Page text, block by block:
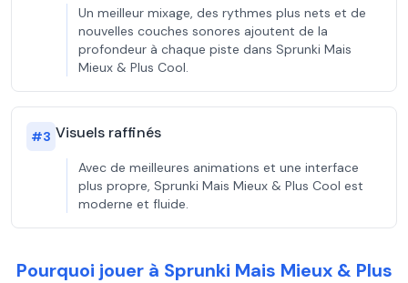
Un meilleur mixage, des rythmes plus nets et de
nouvelles couches sonores ajoutent de la
profondeur à chaque piste dans Sprunki Mais
Mieux & Plus Cool.
#3 Visuels raffinés
Avec de meilleures animations et une interface
plus propre, Sprunki Mais Mieux & Plus Cool est
moderne et fluide.
Pourquoi jouer à Sprunki Mais Mieux & Plus